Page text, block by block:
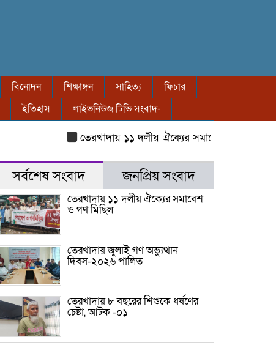
বিনোদন শিক্ষাঙ্গন সাহিত্য
ফিচার
ইতিহাস লাইভনিউজ টিভি সংবাদ-
তেরখাদায় ১১ দলীয় ঐক্যের সমাবেশ ও গণ মিছিল
সর্বশেষ সংবাদ জনপ্রিয় সংবাদ
তেরখাদায় ১১ দলীয় ঐক্যের সমাবেশ
ও গণ মিছিল
তেরখাদায় জুলাই গণ অভ্যুত্থান
দিবস-২০২৬ পালিত
তেরখাদায় ৮ বছরের শিশুকে ধর্ষণের
চেষ্টা, আটক -০১